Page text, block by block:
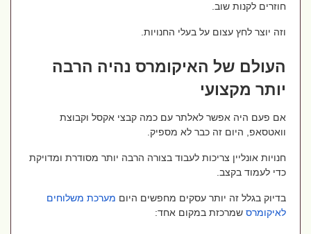
חוזרים לקנות שוב.
וזה יוצר לחץ עצום על בעלי החנויות.
העולם של האיקומרס נהיה הרבה
יותר מקצועי
אם פעם היה אפשר לאלתר עם כמה קבצי אקסל וקבוצת
וואטסאפ, היום זה כבר לא מספיק.
חנויות אונליין צריכות לעבוד בצורה הרבה יותר מסודרת ומדויקת
כדי לעמוד בקצב.
בדיוק בגלל זה יותר עסקים מחפשים היוםמערכת משלוחים
לאיקומרסשמרכזת במקום אחד: